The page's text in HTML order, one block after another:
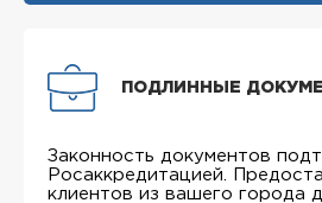
ПОДЛИННЫЕ
Законность документов
Росаккредитацией.
клиентов из вашего города